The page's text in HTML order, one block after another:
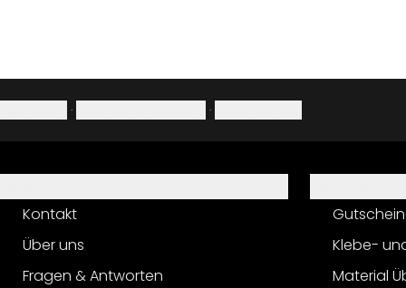
· ·
Kontakt
Über uns
Fragen & Antworten
Klebe-
Material